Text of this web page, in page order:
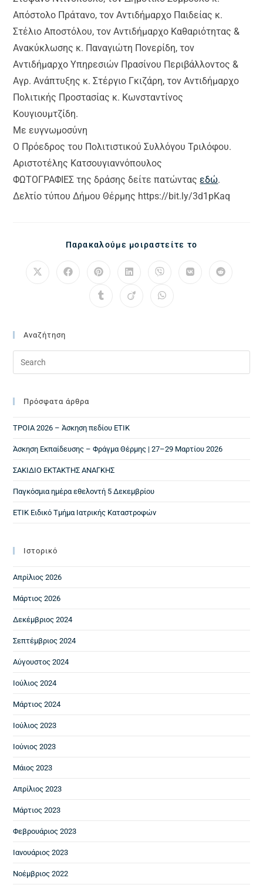
Απόστολο Πράτανο, τον Αντιδήμαρχο Παιδείας κ.
Στέλιο Αποστόλου, τον Αντιδήμαρχο Καθαριότητας &
Ανακύκλωσης κ. Παναγιώτη Πονερίδη, τον
Αντιδήμαρχο Υπηρεσιών Πρασίνου Περιβάλλοντος &
Αγρ. Ανάπτυξης κ. Στέργιο Γκιζάρη, τον Αντιδήμαρχο
Πολιτικής Προστασίας κ. Κωνσταντίνος
Κουγιουμτζίδη.
Με ευγνωμοσύνη
Ο Πρόεδρος του Πολιτιστικού Συλλόγου Τριλόφου.
Αριστοτέλης Κατσουγιαννόπουλος
ΦΩΤΟΓΡΑΦΙΕΣ της δράσης δείτε πατώνταςεδώ.
Δελτίο τύπου Δήμου Θέρμης https://bit.ly/3d1pKaq
Παρακαλούμε μοιραστείτε το
Αναζήτηση
Πρόσφατα άρθρα
ΤΡΟΙΑ 2026 – Άσκηση πεδίου ΕΤΙΚ
Άσκηση Εκπαίδευσης – Φράγμα Θέρμης | 27–29 Μαρτίου 2026
ΣΑΚΙΔΙΟ ΕΚΤΑΚΤΗΣ ΑΝΑΓΚΗΣ
Παγκόσμια ημέρα εθελοντή 5 Δεκεμβρίου
ΕΤΙΚ Ειδικό Τμήμα Ιατρικής Καταστροφών
Ιστορικό
Απρίλιος 2026
Μάρτιος 2026
Δεκέμβριος 2024
Σεπτέμβριος 2024
Αύγουστος 2024
Ιούλιος 2024
Μάρτιος 2024
Ιούλιος 2023
Ιούνιος 2023
Μάιος 2023
Απρίλιος 2023
Μάρτιος 2023
Φεβρουάριος 2023
Ιανουάριος 2023
Νοέμβριος 2022